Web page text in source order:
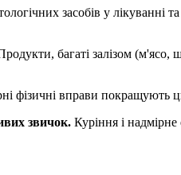
засобів у лікуванні
багаті залізом (м'ясо,
фізичні вправи покращують
звичок. Куріння і